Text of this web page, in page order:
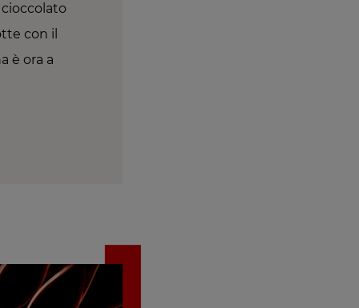
con il
è ora a